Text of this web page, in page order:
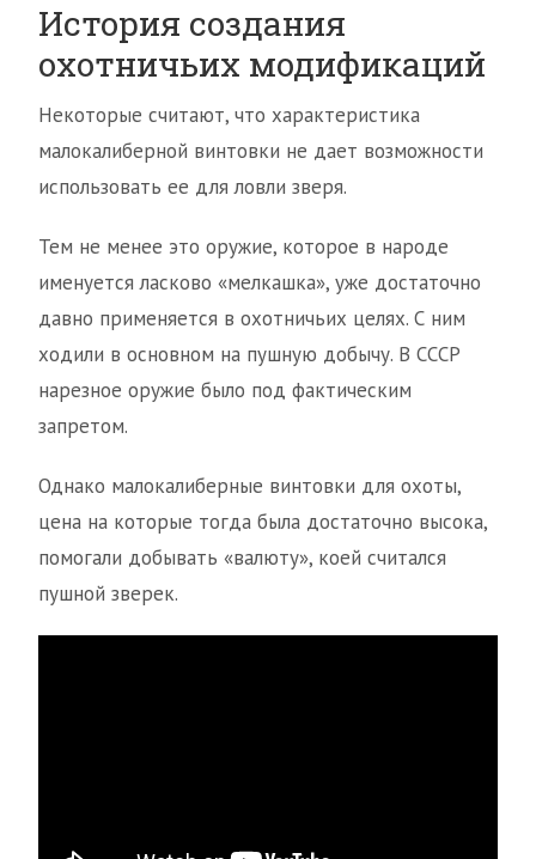
История создания
охотничьих модификаций
Некоторые считают, что характеристика
малокалиберной винтовки не дает возможности
использовать ее для ловли зверя.
Тем не менее это оружие, которое в народе
именуется ласково «мелкашка», уже достаточно
давно применяется в охотничьих целях. С ним
ходили в основном на пушную добычу. В СССР
нарезное оружие было под фактическим
запретом.
Однако малокалиберные винтовки для охоты,
цена на которые тогда была достаточно высока,
помогали добывать «валюту», коей считался
пушной зверек.